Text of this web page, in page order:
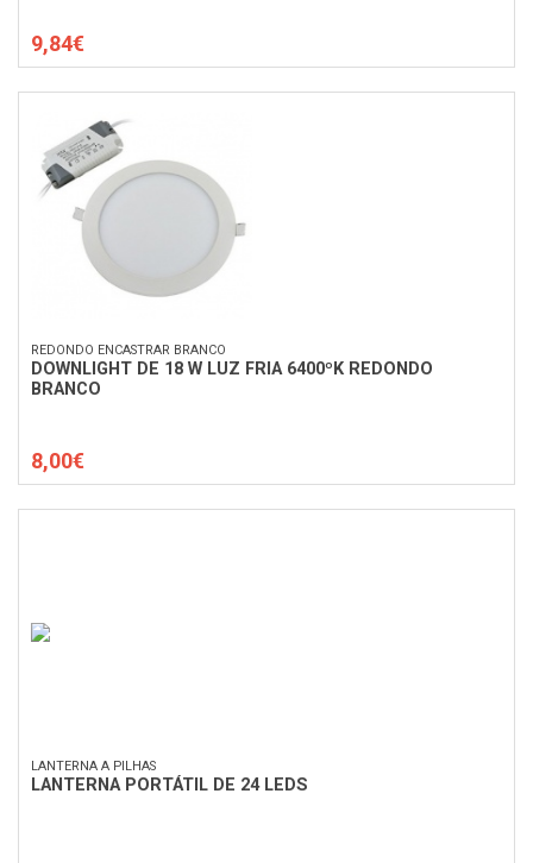
9,84€
REDONDO ENCASTRAR BRANCO
DOWNLIGHT DE 18 W LUZ FRIA 6400ºK REDONDO
BRANCO
8,00€
LANTERNA A PILHAS
LANTERNA PORTÁTIL DE 24 LEDS